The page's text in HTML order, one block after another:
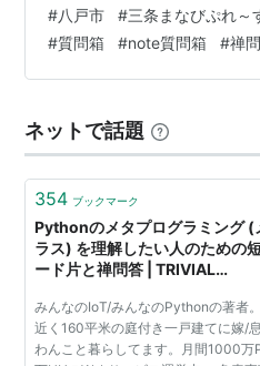
く、たまたま届いた質問でし
問しようと思ったのでしょう
今回限りで回答しました。こ
と思います。 ご質問ありが
に動かないのは障害のある人
#八戸市 #三条まなびぷれ～
#質問箱 #note質問箱 #禅
ネットで話題
354 ブックマーク
Pythonのメタプログラミング (
ラス) を理解したい人のための
ード片と禅問答 | TRIVIAL
日記
みんなのIoT/みんなのPythonの著者
近く160平米の庭付き一戸建てに嫁/
わんこと暮らしてます。月間1000万